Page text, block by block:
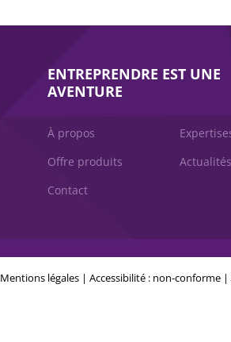
ENTREPRENDRE EST UNE
AVENTURE
À propos
Offre produits
Actualités
Contact
Mentions légales |Accessibilité : non-conforme |